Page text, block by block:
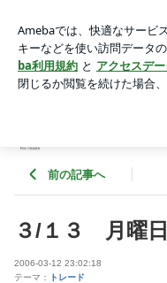
アプリをダウンロードして
ょう。
前の記事へ
３/１３ 月曜日
2006-03-12 23:02:18
テーマ：
トレード